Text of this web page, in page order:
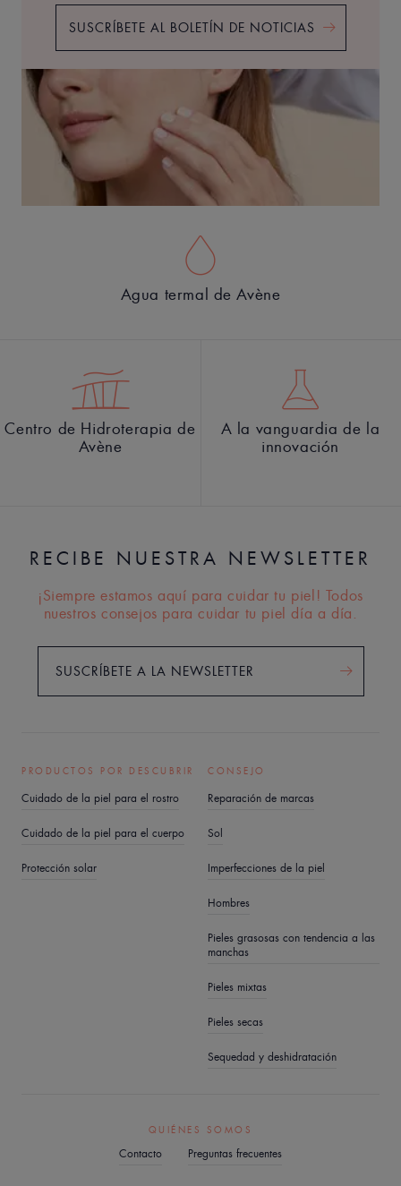
SUSCRÍBETE AL BOLETÍN DE NOTICIAS
Agua termal de Avène
Centro de Hidroterapia de
Avène
A la vanguardia de la
innovación
RECIBE NUESTRA NEWSLETTER
¡Siempre estamos aquí para cuidar tu piel! Todos
nuestros consejos para cuidar tu piel día a día.
SUSCRÍBETE A LA NEWSLETTER
PRODUCTOS POR DESCUBRIR
Cuidado de la piel para el rostro
Cuidado de la piel para el cuerpo
Protección solar
CONSEJO
Reparación de marcas
Sol
Imperfecciones de la piel
Hombres
Pieles grasosas con tendencia a las
manchas
Pieles mixtas
Pieles secas
Sequedad y deshidratación
QUIÉNES SOMOS
Contacto Preguntas frecuentes